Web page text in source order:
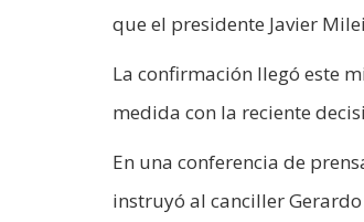
que el presidente Javier
La confirmación llegó este
medida con la reciente
En una conferencia de
instruyó al canciller